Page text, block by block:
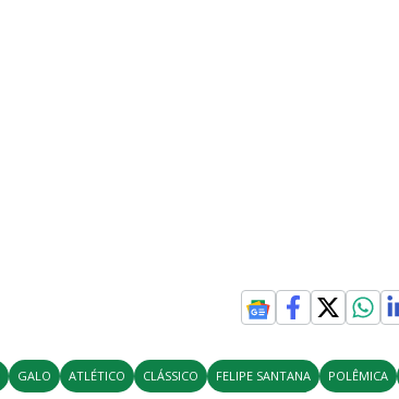
GALO ATLÉTICO CLÁSSICO FELIPE SANTANA POLÊMICA